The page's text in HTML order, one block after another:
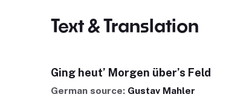
Text & Translation
Ging heut’ Morgen über’s Feld
German source: Gustav Mahler